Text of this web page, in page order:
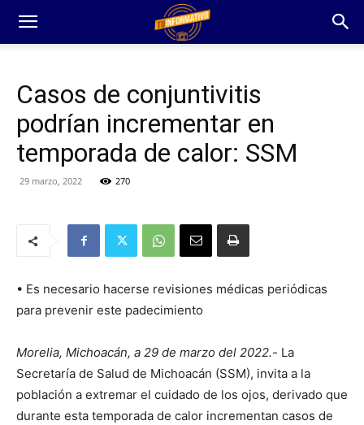
Casos de conjuntivitis
podrían incrementar en
temporada de calor: SSM
29 marzo, 2022 270
• Es necesario hacerse revisiones médicas periódicas
para prevenir este padecimiento
Morelia, Michoacán, a 29 de marzo del 2022.- La
Secretaría de Salud de Michoacán (SSM), invita a la
población a extremar el cuidado de los ojos, derivado que
durante esta temporada de calor incrementan casos de